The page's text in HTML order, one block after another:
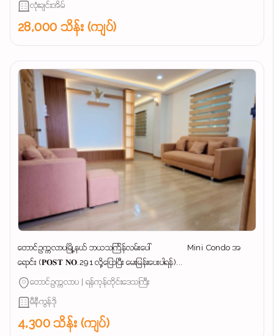
လုံးချင်းအိမ်
28,000 သိန်း (ကျပ်)
တောင်ဥက္ကလာပမြို့နယ် ဘယသင်္ကြန်လမ်းပေါ် Mini Condo အ
ရောင်း (𝐏𝐎𝐒𝐓 𝐍𝐎.291 လို့ပြောပြီး မေးမြန်းပေးပါရန်)...
တောင်ဥက္ကလာပ | ရန်ကုန်တိုင်းဒေသကြီး
မီနီကွန်ဒို
4,300 သိန်း (ကျပ်)